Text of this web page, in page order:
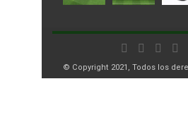
© Copyright 2021, Todos los